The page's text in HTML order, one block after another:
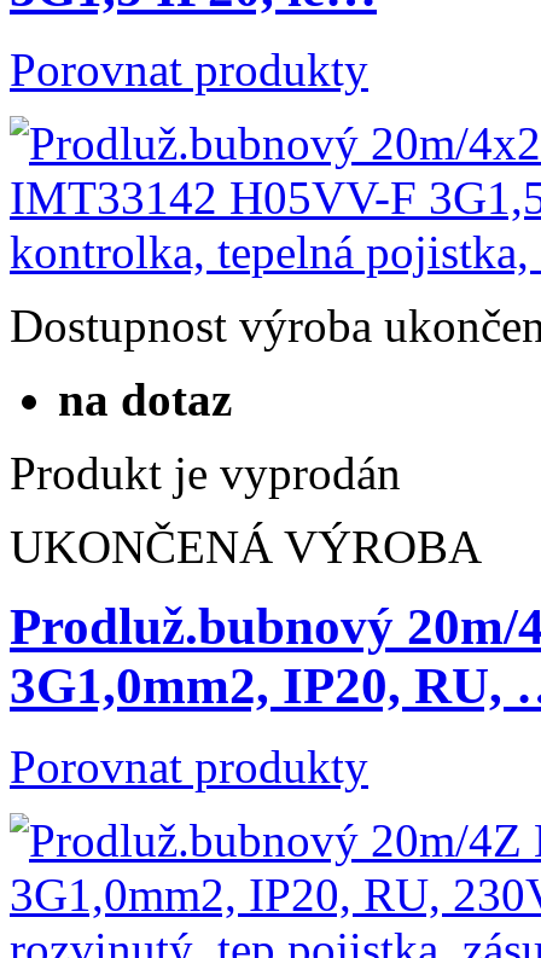
Porovnat produkty
Dostupnost výroba
na dotaz
Produkt je vyprodán
UKONČENÁ VÝROBA
Prodluž.bubnový
3G1,0mm2, IP20, RU,
Porovnat produkty